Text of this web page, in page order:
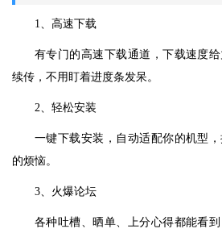
1、高速下载
有专门的高速下载通道，下载速度
续传，不用盯着进度条发呆。
2、轻松安装
一键下载安装，自动适配你的机型
的烦恼。
3、火爆论坛
各种吐槽、晒单、上分心得都能看